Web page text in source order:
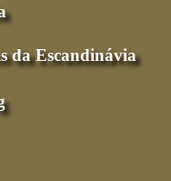
da Escandinávia